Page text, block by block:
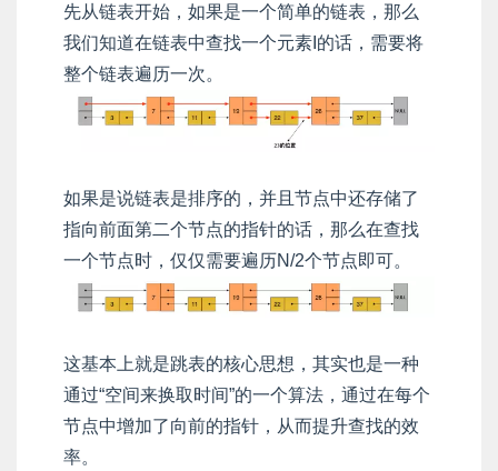
先从链表开始，如果是一个简单的链表，那么
我们知道在链表中查找一个元素I的话，需要将
整个链表遍历一次。
如果是说链表是排序的，并且节点中还存储了
指向前面第二个节点的指针的话，那么在查找
一个节点时，仅仅需要遍历N/2个节点即可。
这基本上就是跳表的核心思想，其实也是一种
通过“空间来换取时间”的一个算法，通过在每个
节点中增加了向前的指针，从而提升查找的效
率。